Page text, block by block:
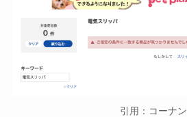
引用：コーナン